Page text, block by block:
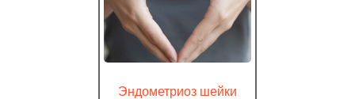
Эндометриоз шейки